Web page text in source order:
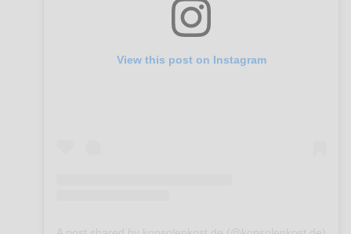
View this post on Instagram